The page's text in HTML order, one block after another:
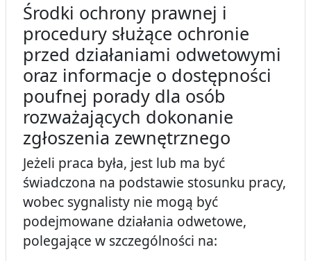
Środki ochrony prawnej i
procedury służące ochronie
przed działaniami odwetowymi
oraz informacje o dostępności
poufnej porady dla osób
rozważających dokonanie
zgłoszenia zewnętrznego
Jeżeli praca była, jest lub ma być
świadczona na podstawie stosunku pracy,
wobec sygnalisty nie mogą być
podejmowane działania odwetowe,
polegające w szczególności na: